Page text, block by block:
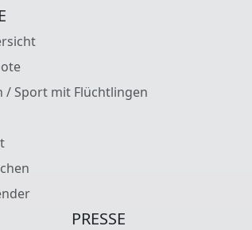
/ Sport mit Flüchtlingen
PRESSE